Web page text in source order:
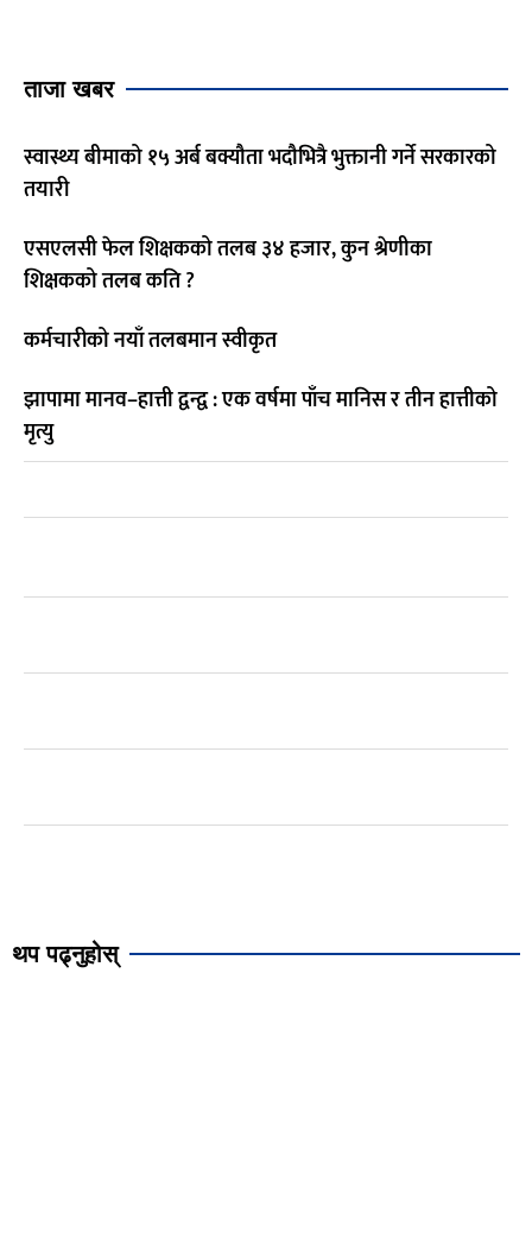
ताजा खबर
स्वास्थ्य बीमाको १५ अर्ब बक्यौता भदौभित्रै भुक्तानी गर्ने सरकारको
तयारी
एसएलसी फेल शिक्षकको तलब ३४ हजार, कुन श्रेणीका
शिक्षकको तलब कति ?
कर्मचारीको नयाँ तलबमान स्वीकृत
झापामा मानव–हात्ती द्वन्द्व : एक वर्षमा पाँच मानिस र तीन हात्तीको
मृत्यु
थप पढ्नुहोस्